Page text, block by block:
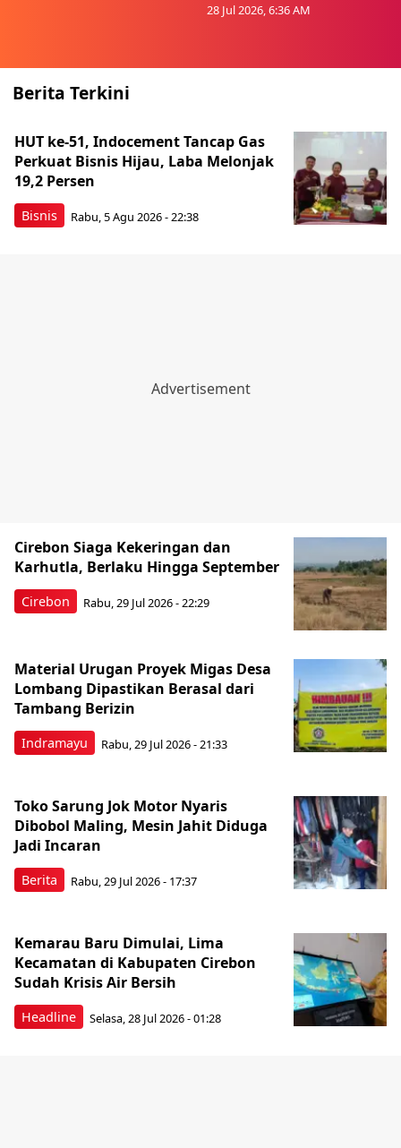
28 Jul 2026, 6:36 AM
Berita Terkini
Bisnis
HUT ke-51, Indocement Tancap Gas
Perkuat Bisnis Hijau, Laba Melonjak
19,2 Persen
Rabu, 5 Agu 2026 - 22:38
Cirebon
Cirebon Siaga Kekeringan dan
Karhutla, Berlaku Hingga September
Rabu, 29 Jul 2026 - 22:29
Indramayu
Material Urugan Proyek Migas Desa
Lombang Dipastikan Berasal dari
Tambang Berizin
Rabu, 29 Jul 2026 - 21:33
Berita
Toko Sarung Jok Motor Nyaris
Dibobol Maling, Mesin Jahit Diduga
Jadi Incaran
Rabu, 29 Jul 2026 - 17:37
Headline
Kemarau Baru Dimulai, Lima
Kecamatan di Kabupaten Cirebon
Sudah Krisis Air Bersih
Selasa, 28 Jul 2026 - 01:28